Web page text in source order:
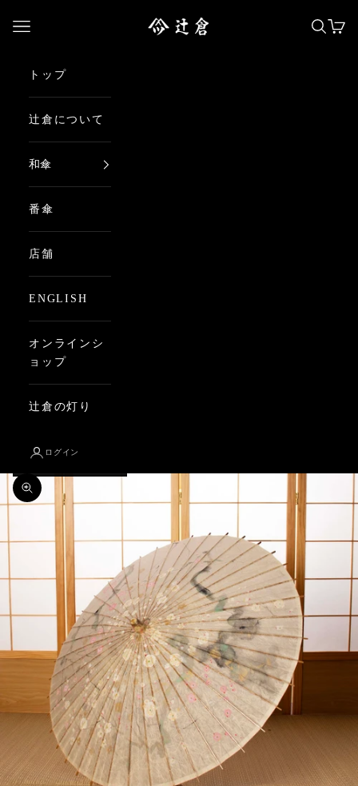
日本最古の京都和傘屋 辻倉
メニューを開く 検索を
カー
トップ
辻倉について
和傘
番傘
店舗
ENGLISH
オンラインシ
ョップ
辻倉の灯り
ログイン
ズームイン